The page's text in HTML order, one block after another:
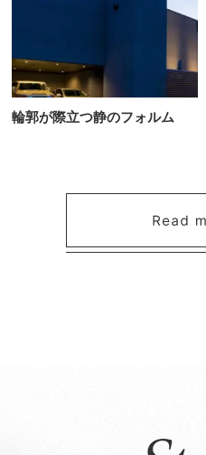
輪郭が際立つ静のフォルム